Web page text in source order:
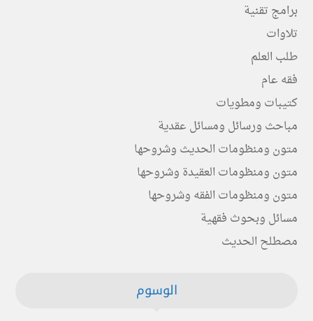
برامج تقنية
تلاوات
طلب العلم
فقه عام
كتيبات ومطويات
مباحث ورسائل ومسائل عقدية
متون ومنظومات الحديث وشروحها
متون ومنظومات العقيدة وشروحها
متون ومنظومات الفقه وشروحها
مسائل وبحوث فقهية
مصطلح الحديث
الوسوم